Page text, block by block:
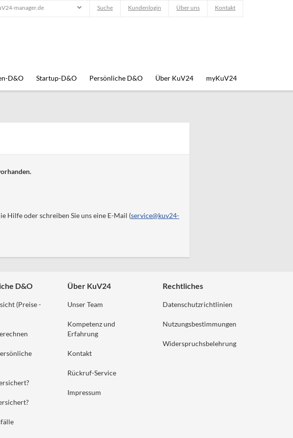
manager.de Suche Kundenlogin Über uns Kontakt
D&O Startup-D&O Persönliche D&O Über KuV24 myKuV24
Hilfe oder schreiben Sie uns eine E-Mail (service@kuv24-
D&O
(Preise -
Über KuV24
Unser Team
Kompetenz und
Erfahrung
Kontakt
Rückruf-Service
Impressum
Rechtliches
Datenschutzrichtlinien
Nutzungsbestimmungen
Widerspruchsbelehrung